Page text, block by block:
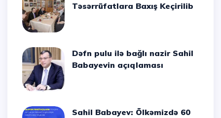
Təsərrüfatlara Baxış Keçirilib
Dəfn pulu ilə bağlı nazir Sahil
Babayevin açıqlaması
Sahil Babayev: Ölkəmizdə 60